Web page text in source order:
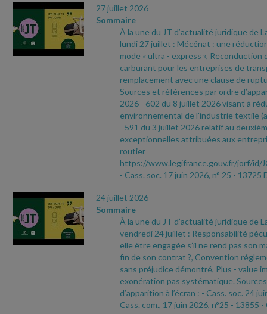
27 juillet 2026
Sommaire
À la une du JT d’actualité juridique de
lundi 27 juillet : Mécénat : une
mode « ultra - express », Reconduction
carburant pour les entreprises de
remplacement avec une clause de
Sources et références par ordre
2026 - 602 du 8 juillet 2026 visant à
environnemental de l'industrie textile
- 591 du 3 juillet 2026 relatif au
exceptionnelles attribuées aux
routier
https://www.legifrance.gouv.fr/jorf/id/
- Cass. soc. 17 juin 2026, n° 25 - 13725
24 juillet 2026
Sommaire
À la une du JT d’actualité juridique de
vendredi 24 juillet : Responsabilité
elle être engagée s’il ne rend pas son
fin de son contrat ?, Convention
sans préjudice démontré, Plus - value
exonération pas systématique.
d’apparition à l’écran : - Cass. soc. 24
Cass. com., 17 juin 2026, n°25 - 13855 -